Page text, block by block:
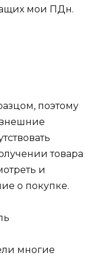
мои ПДн.
поэтому
товара
и
о покупке.
многие